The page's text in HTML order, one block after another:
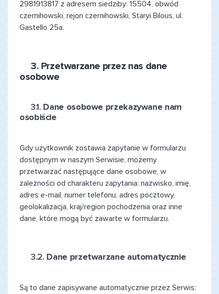
2981913817 z adresem siedziby: 15504, obwód
czernihowski, rejon czernihowski, Staryi Bilous, ul.
Gastello 25a.
3. Przetwarzane przez nas dane
osobowe
3.1. Dane osobowe przekazywane nam
osobiście
Gdy użytkownik zostawia zapytanie w formularzu
dostępnym w naszym Serwisie, możemy
przetwarzać następujące dane osobowe, w
zależności od charakteru zapytania: nazwisko, imię,
adres e-mail, numer telefonu, adres pocztowy,
geolokalizacja, kraj/region pochodzenia oraz inne
dane, które mogą być zawarte w formularzu.
3.2. Dane przetwarzane automatycznie
Są to dane zapisywane automatycznie przez Serwis: